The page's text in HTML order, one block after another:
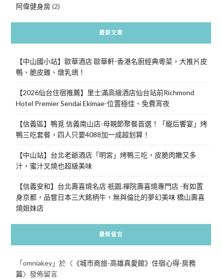
阿偉健身房(2)
最新文章
【中山國小站】歐華酒店 歐華軒-香港名廚經典粵菜，大推片皮
鴨、脆皮雞、燉乳鴿！
【2026仙台住宿推薦】里士滿高級酒店仙台站前Richmond
Hotel Premier Sendai Ekimae-位置極佳、免費宵夜
【信義區】鴨覓 信義南山店-母親節聚餐首選！「寵后饗宴」烤
鴨三吃套餐，四人只要4088加一成超划算！
【中山站】台北老爺酒店「明宮」烤鴨三吃，皮脆肉嫩又多
汁，蜜汁叉燒也超級美味
【信義安和】台北壽喜燒名店 祇園.禪院壽喜燒專門店 -有如置
身京都，品嘗日本三大銘柄牛，無與倫比的夢幻美味 橋山壽喜
燒姐妹店
最新留言
「omniakey」於〈 《城市商旅-高雄真愛館》住宿心得-房務
篇〉發佈留言